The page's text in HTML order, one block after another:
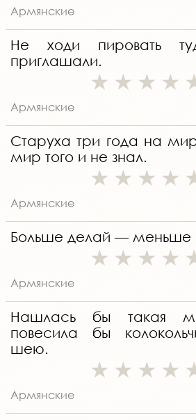
Армянские
Не ходи пировать
приглашали.
Армянские
Старуха три года на
мир того и не знал.
Армянские
Больше делай — меньше
Армянские
Нашлась бы такая
повесила бы
шею.
Армянские